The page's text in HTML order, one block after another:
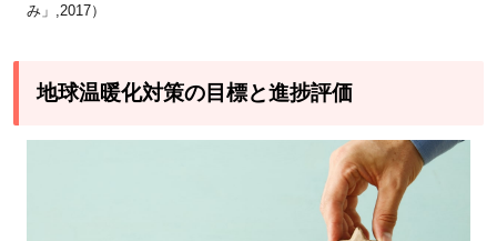
み」,2017）
地球温暖化対策の目標と進捗評価